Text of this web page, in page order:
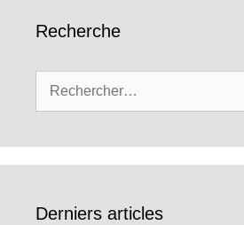
Recherche
Rechercher :
Derniers articles